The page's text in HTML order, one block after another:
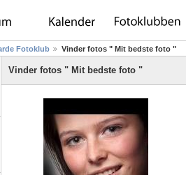
Fotoklub Vinder fotos " Mit bedste foto "
Vinder fotos " Mit bedste foto "